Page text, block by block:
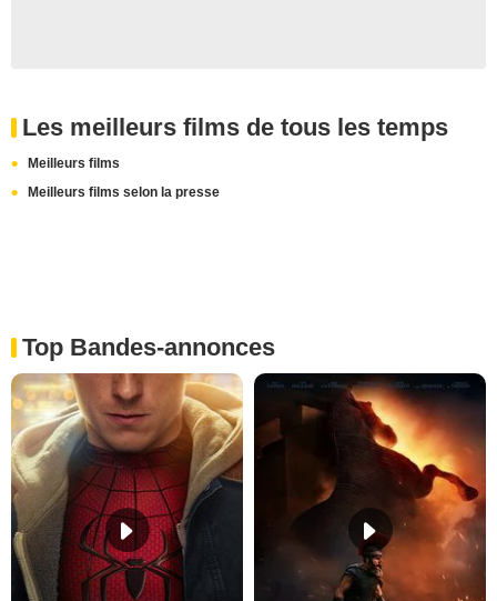
Les meilleurs films de tous les temps
Meilleurs films
Meilleurs films selon la presse
Top Bandes-annonces